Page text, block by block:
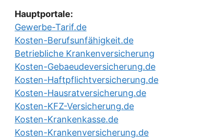
Hauptportale:
Gewerbe-Tarif.de
Kosten-Berufsunfähigkeit.de
Betriebliche Krankenversicherung
Kosten-Gebaeudeversicherung.de
Kosten-Haftpflichtversicherung.de
Kosten-Hausratversicherung.de
Kosten-KFZ-Versicherung.de
Kosten-Krankenkasse.de
Kosten-Krankenversicherung.de